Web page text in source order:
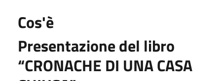
Cos'è
Presentazione del libro
“CRONACHE DI UNA CASA